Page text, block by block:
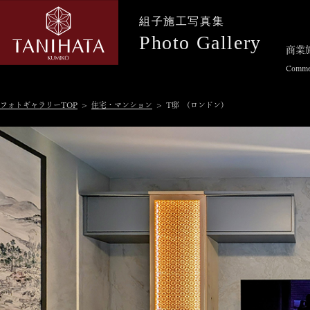
組子施工写真集
Photo Gallery 商業
フォトギャラリーTOP > 住宅・マンション > T邸 (ロンドン)